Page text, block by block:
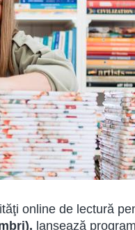
online de lectură
lansează